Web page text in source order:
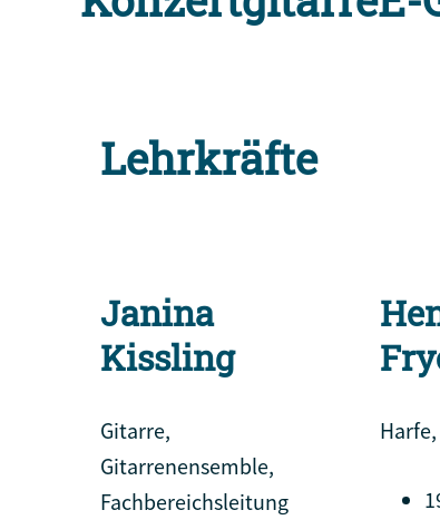
Lehrkräfte
Janina
Kissling
Gitarre,
Gitarrenensemble,
Fachbereichsleitung